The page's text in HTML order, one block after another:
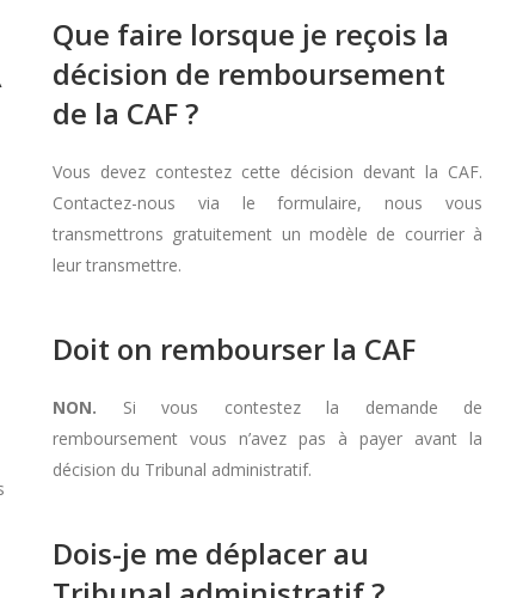
Que faire lorsque je reçois la
décision de remboursement
de la CAF ?
Vous devez contestez cette décision devant la CAF.
Contactez-nous via le formulaire, nous vous
transmettrons gratuitement un modèle de courrier à
leur transmettre.
Doit on rembourser la CAF
NON. Si vous contestez la demande de
remboursement vous n’avez pas à payer avant la
décision du Tribunal administratif.
Dois-je me déplacer au